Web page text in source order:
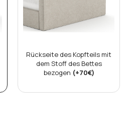
Rückseite des Kopfteils mit
dem Stoff des Bettes
bezogen (+70€)